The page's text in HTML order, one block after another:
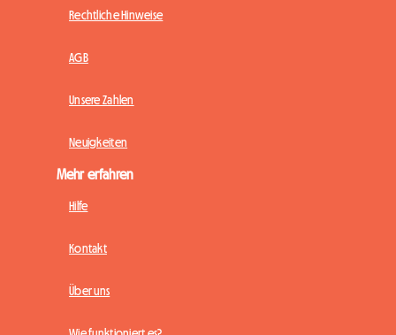
Rechtliche Hinweise
AGB
Unsere Zahlen
Neuigkeiten
Mehr erfahren
Hilfe
Kontakt
Über uns